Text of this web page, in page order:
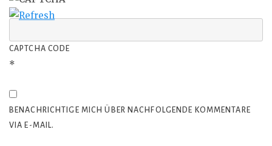
CAPTCHA CODE
*
BENACHRICHTIGE MICH ÜBER NACHFOLGENDE KOMMENTARE
VIA E-MAIL.